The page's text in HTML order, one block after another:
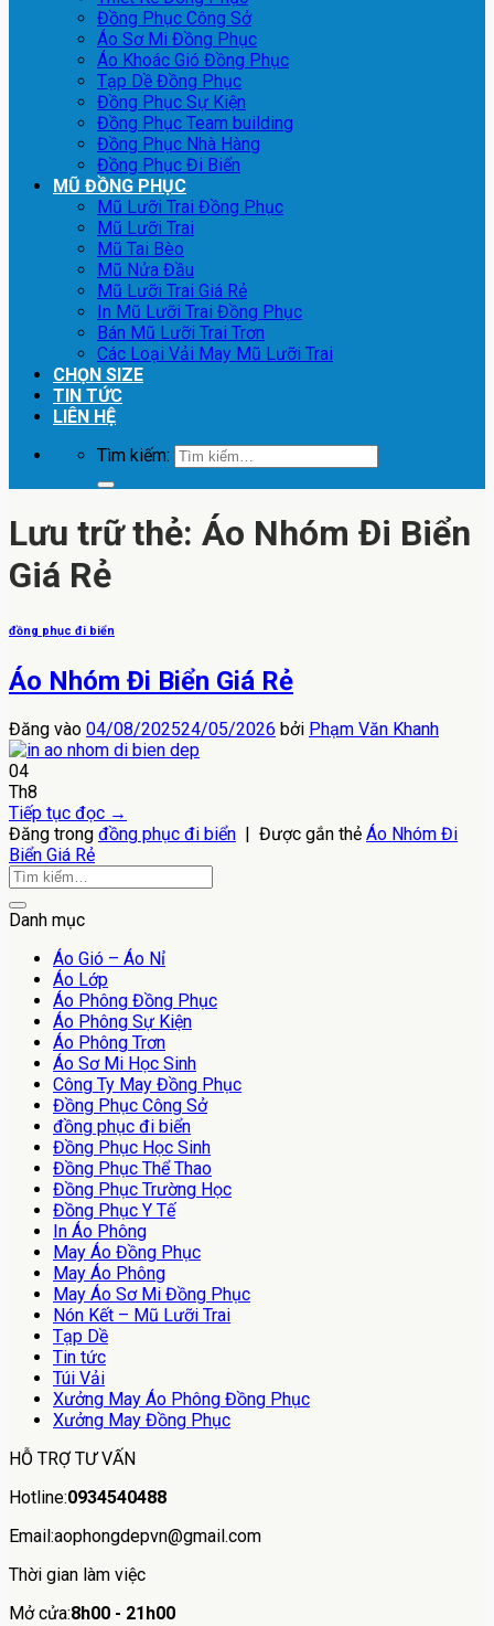
Đồng Phục Công Sở
Áo Sơ Mi Đồng Phục
Áo Khoác Gió Đồng Phục
Tạp Dề Đồng Phục
Đồng Phục Sự Kiện
Đồng Phục Team building
Đồng Phục Nhà Hàng
Đồng Phục Đi Biển
MŨ ĐỒNG PHỤC
Mũ Lưỡi Trai Đồng Phục
Mũ Lưỡi Trai
Mũ Tai Bèo
Mũ Nửa Đầu
Mũ Lưỡi Trai Giá Rẻ
In Mũ Lưỡi Trai Đồng Phục
Bán Mũ Lưỡi Trai Trơn
Các Loại Vải May Mũ Lưỡi Trai
CHỌN SIZE
TIN TỨC
LIÊN HỆ
Tìm kiếm:
Lưu trữ thẻ: Áo Nhóm Đi Biển
Giá Rẻ
đồng phục đi biển
Áo Nhóm Đi Biển Giá Rẻ
Đăng vào 04/08/202524/05/2026 bởi Phạm Văn Khanh
04
Th8
Tiếp tục đọc →
Đăng trong đồng phục đi biển Được gắn thẻ Áo Nhóm Đi
Biển Giá Rẻ
Danh mục
Áo Gió – Áo Nỉ
Áo Lớp
Áo Phông Đồng Phục
Áo Phông Sự Kiện
Áo Phông Trơn
Áo Sơ Mi Học Sinh
Công Ty May Đồng Phục
Đồng Phục Công Sở
đồng phục đi biển
Đồng Phục Học Sinh
Đồng Phục Thể Thao
Đồng Phục Trường Học
Đồng Phục Y Tế
In Áo Phông
May Áo Đồng Phục
May Áo Phông
May Áo Sơ Mi Đồng Phục
Nón Kết – Mũ Lưỡi Trai
Tạp Dề
Tin tức
Túi Vải
Xưởng May Áo Phông Đồng Phục
Xưởng May Đồng Phục
HỖ TRỢ TƯ VẤN
Hotline:0934540488
Email:aophongdepvn@gmail.com
Thời gian làm việc
Mở cửa:8h00 - 21h00